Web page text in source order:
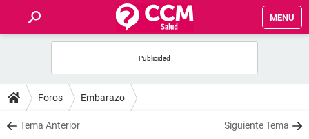
MENU
FOROS
SALUD
Foros Embarazo
Tema Anterior Siguiente Tema